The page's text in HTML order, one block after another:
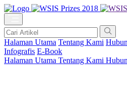
Halaman Utama Tentang Kami
Infografis E-Book
Halaman Utama Tentang Kami